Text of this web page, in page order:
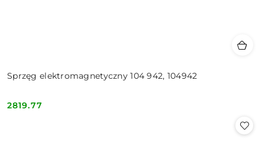
Sprzęg elektromagnetyczny 104 942, 104942
Cena:
2819.77